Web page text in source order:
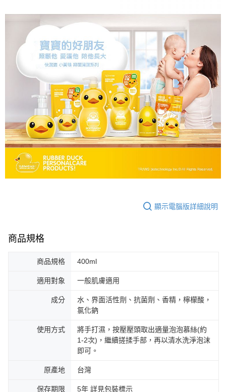
顯示電腦版詳細說明
商品規格
商品規格 400ml
適用對象 一般肌膚適用
成分
水、界面活性劑、抗菌劑、香精，檸檬酸，
氯化鈉
使用方式
將手打濕，按壓壓頭取出適量泡泡慕絲(約
1-2次)，繼續搓揉手部，再以清水洗淨泡沫
即可。
原產地 台灣
保存期限 5年 詳見包裝標示